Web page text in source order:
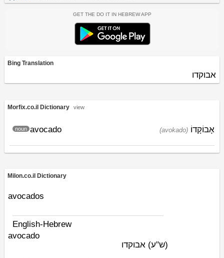
Get the Do It In Hebrew App
Bing Translation
אבוקדו
Morfix.co.il Dictionary view
avocado
noun (avokado) אָבוֹקָדוֹ
Milon.co.il Dictionary
avocados
English-Hebrew
avocado
(ש"ע) אבוקדו